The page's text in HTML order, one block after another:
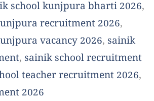
school kunjpura bharti 2026,
recruitment 2026,
vacancy 2026, sainik
, sainik school recruitment
teacher recruitment 2026,
2026